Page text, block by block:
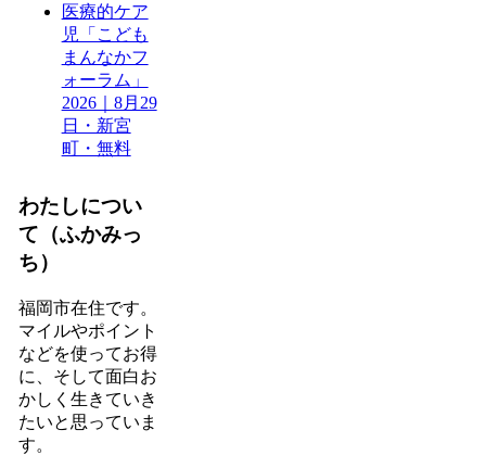
医療的ケア
児「こども
まんなかフ
ォーラム」
2026｜8月29
日・新宮
町・無料
わたしについ
て（ふかみっ
ち）
福岡市在住です。
マイルやポイント
などを使ってお得
に、そして面白お
かしく生きていき
たいと思っていま
す。